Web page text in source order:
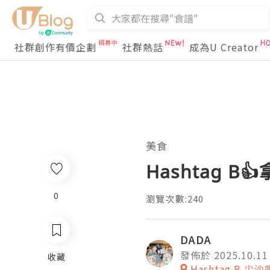
社群創作有價企劃 社群熱話 成為U Creator
0
收藏
美食
Hashtag B👍
瀏覽次數:240
DADA
發佈於 2025.10.11